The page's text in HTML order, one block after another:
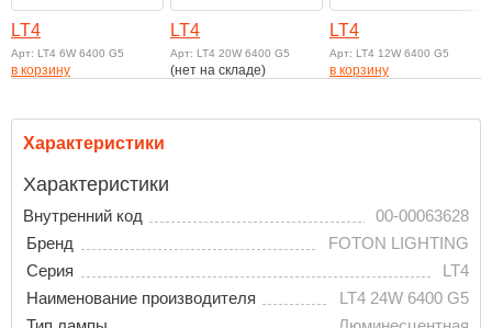
LT4
Арт: LT4 6W 6400 G5
в корзину
LT4
Арт: LT4 20W 6400 G5
(нет на складе)
LT4
Арт: LT4 12W 6400 G5
в корзину
Характеристики
Характеристики
Внутренний код
00-00063628
Бренд
FOTON LIGHTING
Серия
LT4
Наименование производителя
LT4 24W 6400 G5